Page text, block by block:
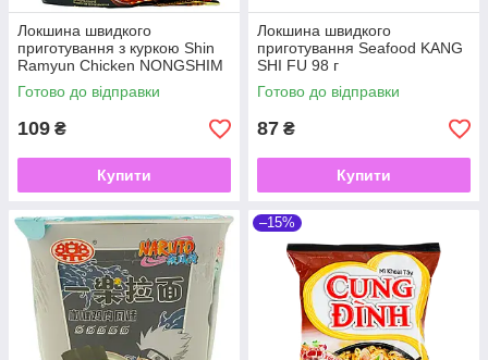
Локшина швидкого
приготування з куркою Shin
Ramyun Chicken NONGSHIM
120 г
Готово до відправки
109 ₴
Купити
Локшина швидкого
приготування Seafood KANG
SHI FU 98 г
Готово до відправки
87 ₴
Купити
–15%